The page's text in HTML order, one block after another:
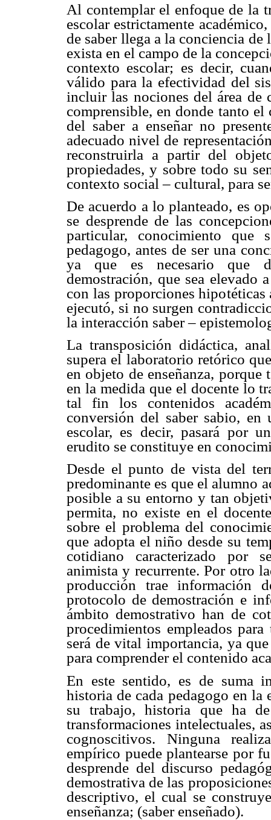
Al contemplar el enfoque de la
escolar estrictamente
de saber llega a la conciencia
exista en el campo de la
contexto escolar; es decir,
válido para la efectividad del
incluir las nociones del área de
comprensible, en donde tanto el
del saber a enseñar no
adecuado nivel de
reconstruirla a partir del
propiedades, y sobre todo su
contexto social – cultural, para
De acuerdo a lo planteado, es
se desprende de las
particular, conocimiento que
pedagogo, antes de ser una
ya que es necesario que
demostración, que sea elevado
con las proporciones
ejecutó, si no surgen
la interacción saber –
La transposición didáctica,
supera el laboratorio retórico
en objeto de enseñanza,
en la medida que el docente lo
tal fin los contenidos
conversión del saber sabio, en
escolar, es decir, pasará por
erudito se constituye en
Desde el punto de vista del
predominante es que el alumno
posible a su entorno y tan
permita, no existe en el
sobre el problema del
que adopta el niño desde su
cotidiano caracterizado por
animista y recurrente. Por otro
producción trae información
protocolo de demostración e
ámbito demostrativo han de
procedimientos empleados
será de vital importancia, ya
para comprender el contenido
En este sentido, es de suma
historia de cada pedagogo en la
su trabajo, historia que ha
transformaciones intelectuales,
cognoscitivos. Ninguna
empírico puede plantearse por
desprende del discurso
demostrativa de las
descriptivo, el cual se
enseñanza; (saber enseñado).